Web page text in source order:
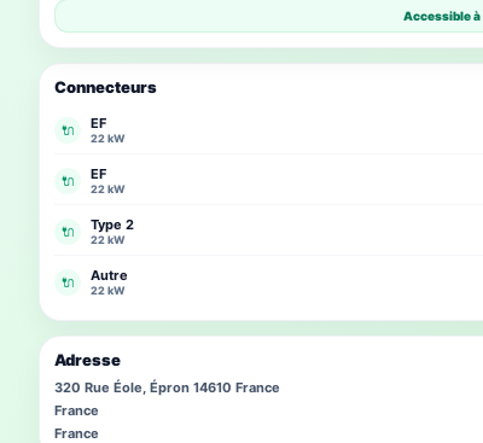
Connecteurs
🔌 EF
22 kW
🔌 EF
22 kW
🔌 Type 2
22 kW
🔌 Autre
22 kW
Accessible à
Adresse
320 Rue Éole, Épron 14610 France
France
France